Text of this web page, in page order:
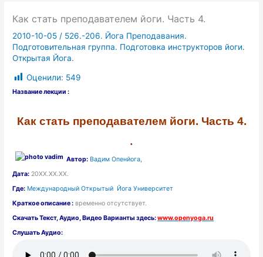
Как стать преподавателем йоги. Часть 4.
2010-10-05 / 526.-206. Йога Преподавания.
Подготовительная группа. Подготовка инструкторов йоги.
Открытая Йога.
Оценили: 549
Название лекции :
Как стать преподавателем йоги. Часть 4.
.
Автор: Вадим Опенйога,
Дата: 20ХХ.ХХ.ХХ.
Где: Международный Открытый Йога Университет
Краткое описание : временно отсутствует.
СкачатьТекст,Аудио, Видео Варианты здесь:www.openyoga.ru
Слушать Аудио: